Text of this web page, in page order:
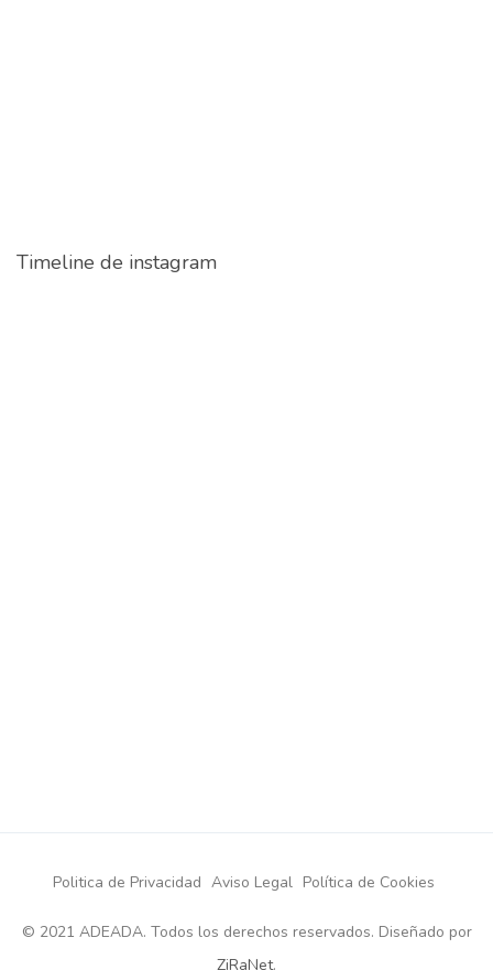
Timeline de instagram
Politica de Privacidad Aviso Legal Política de Cookies
© 2021 ADEADA. Todos los derechos reservados. Diseñado por
ZiRaNet.